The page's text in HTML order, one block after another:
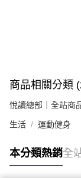
商品相關分類
悅讀總部｜全站商
生活 運動健身
本分類熱銷全